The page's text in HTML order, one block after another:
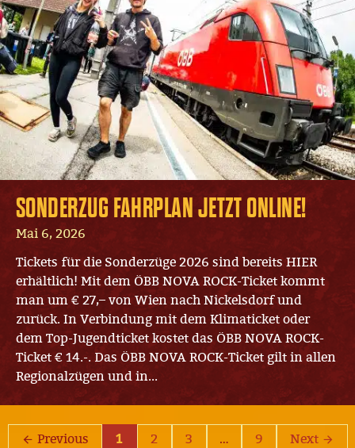
SONDERZUG FAHRPLAN JETZT ONLINE!
Mai 6, 2026
Tickets für die Sonderzüge 2026 sind bereits HIER
erhältlich! Mit dem ÖBB NOVA ROCK-Ticket kommt
man um € 27,– von Wien nach Nickelsdorf und
zurück. In Verbindung mit dem Klimaticket oder
dem Top-Jugendticket kostet das ÖBB NOVA ROCK-
Ticket € 14.-. Das ÖBB NOVA ROCK-Ticket gilt in allen
Regionalzügen und in...
Previous 1 2 3 … 9 Next